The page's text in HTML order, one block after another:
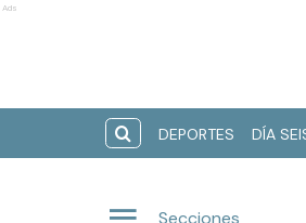
Ads
DEPORTES DÍA
Secciones